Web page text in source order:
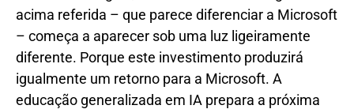
acima referida – que parece diferenciar a Microsoft
– começa a aparecer sob uma luz ligeiramente
diferente. Porque este investimento produzirá
igualmente um retorno para a Microsoft. A
educação generalizada em IA prepara a próxima